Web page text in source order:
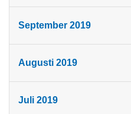
September 2019
Augusti 2019
Juli 2019